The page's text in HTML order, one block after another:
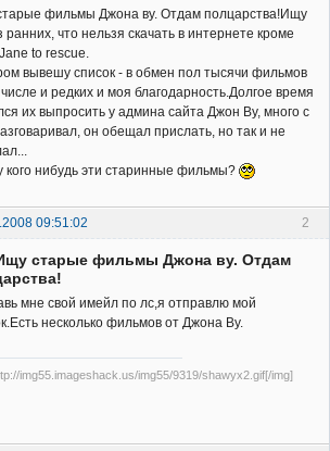
фильмы Джона ву. Отдам полцарства!Ищу
ранних, что нельзя скачать в интернете кроме
to rescue.
вывешу список - в обмен пол тысячи фильмов
и редких и моя благодарность.Долгое время
их выпросить у админа сайта Джон Ву, много с
он обещал прислать, но так и не
кого нибудь эти старинные фильмы?
2
09:51:02
старые фильмы Джона ву. Отдам
мне свой имейл по лс,я отправлю мой
несколько фильмов от Джона Ву.
img55.imageshack.us/img55/9319/shawyx2.gif[/img]